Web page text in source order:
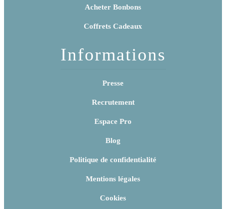
Acheter Bonbons
Coffrets Cadeaux
Informations
Presse
Recrutement
Espace Pro
Blog
Politique de confidentialité
Mentions légales
Cookies